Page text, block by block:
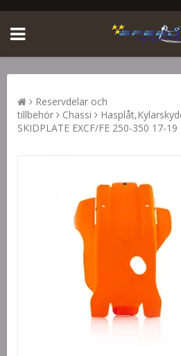
Reservdelar och
tillbehör
Chassi
SKIDPLATE EXCF/FE 250-350 17-19